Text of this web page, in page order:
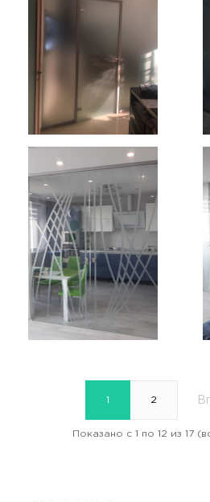
1 2
Показано с 1 по 12 из 17